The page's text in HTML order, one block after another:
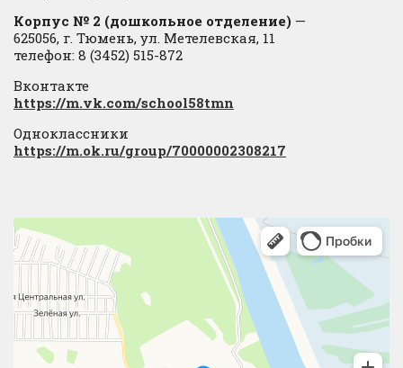
Корпус № 2 (дошкольное отделение) —
625056, г. Тюмень, ул. Метелевская, 11
телефон: 8 (3452) 515-872
Вконтакте
https://m.vk.com/school58tmn
Одноклассники
https://m.ok.ru/group/70000002308217